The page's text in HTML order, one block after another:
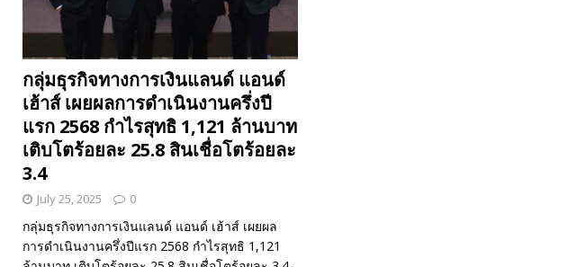
กลุ่มธุรกิจทางการเงินแลนด์ แอนด์
เฮ้าส์ เผยผลการดำเนินงานครึ่งปี
แรก 2568 กำไรสุทธิ 1,121 ล้านบาท
เติบโตร้อยละ 25.8 สินเชื่อโตร้อยละ
3.4
July 25, 2025 0
กลุ่มธุรกิจทางการเงินแลนด์ แอนด์ เฮ้าส์ เผยผล
การดำเนินงานครึ่งปีแรก 2568 กำไรสุทธิ 1,121